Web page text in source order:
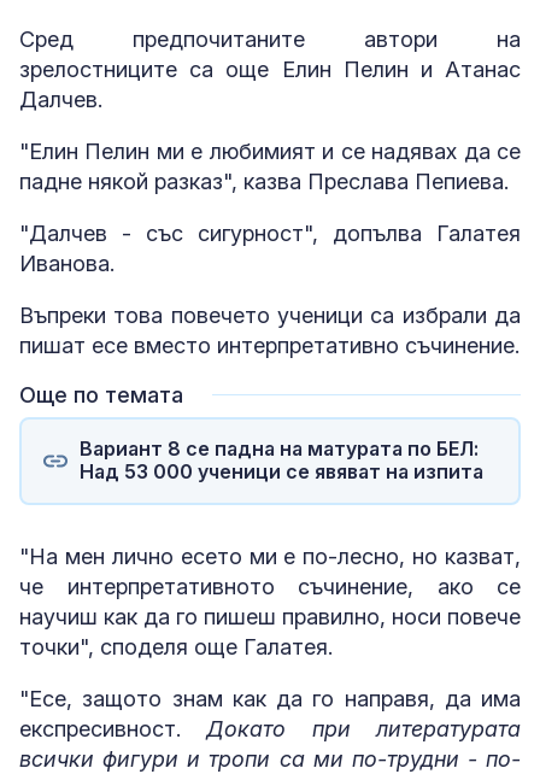
Сред предпочитаните автори на
зрелостниците са още Елин Пелин и Атанас
Далчев.
"Елин Пелин ми е любимият и се надявах да се
падне някой разказ", казва Преслава Пепиева.
"Далчев - със сигурност", допълва Галатея
Иванова.
Въпреки това повечето ученици са избрали да
пишат есе вместо интерпретативно съчинение.
Още по темата
Вариант 8 се падна на матурата по БЕЛ:
Над 53 000 ученици се явяват на изпита
"На мен лично есето ми е по-лесно, но казват,
че интерпретативното съчинение, ако се
научиш как да го пишеш правилно, носи повече
точки", споделя още Галатея.
"Есе, защото знам как да го направя, да има
експресивност.Докато при литературата
всички фигури и тропи са ми по-трудни - по-